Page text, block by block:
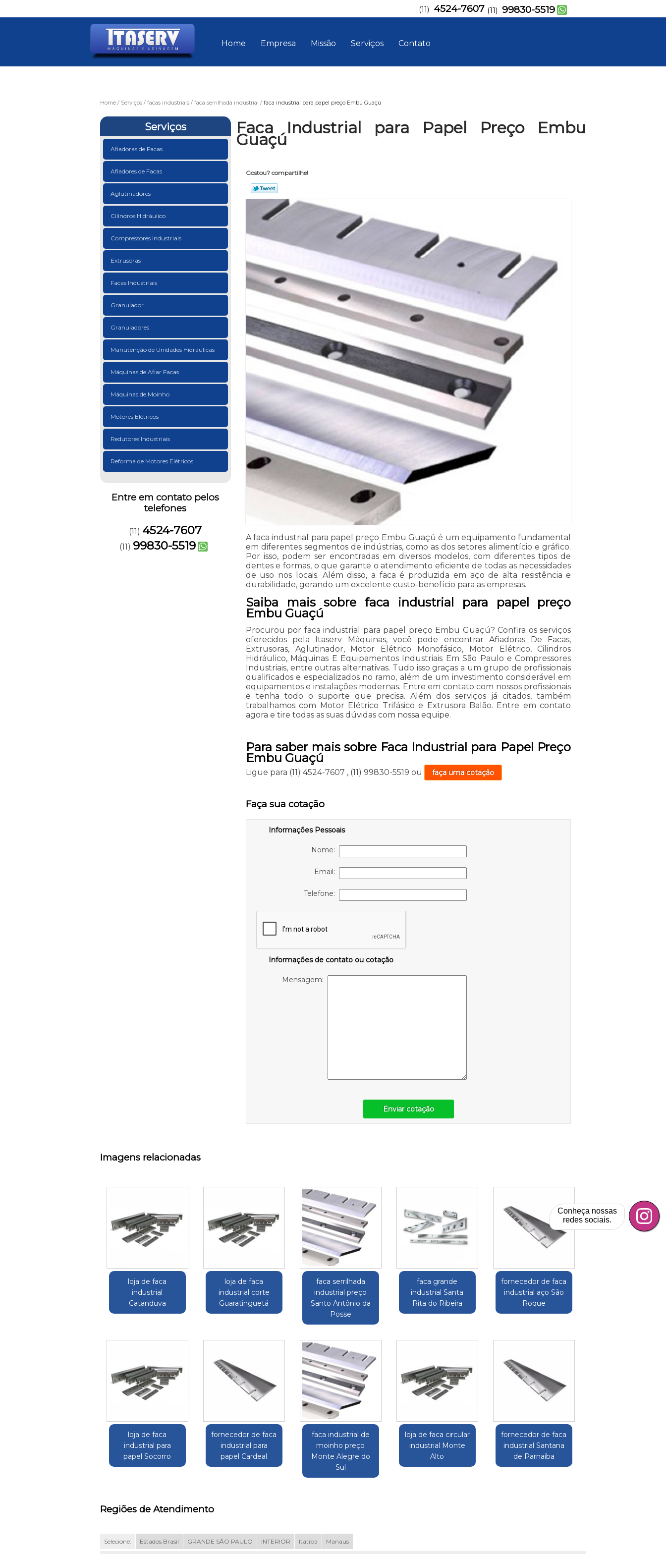
Home Empresa Missão Serviços Contato
(11) 4524-7607 (11) 99830-5519
Home Serviços facas industriais faca serrilhada industrial faca industrial para papel preço Embu Guaçú
Serviços
Afiadoras de Facas
Afiadores de Facas
Aglutinadores
Cilindros Hidráulico
Compressores Industriais
Extrusoras
Facas Industriais
Granulador
Granuladores
Manutenção de Unidades Hidráulicas
Máquinas de Afiar Facas
Máquinas de Moinho
Motores Elétricos
Redutores Industriais
Reforma de Motores Elétricos
Entre em contato pelos
telefones
(11) 4524-7607
(11) 99830-5519
Faca Industrial para Papel Preço Embu
Guaçú
Gostou? compartilhe!
A faca industrial para papel preço Embu Guaçú é um equipamento fundamental
em diferentes segmentos de indústrias, como as dos setores alimentício e gráfico.
Por isso, podem ser encontradas em diversos modelos, com diferentes tipos de
dentes e formas, o que garante o atendimento eficiente de todas as necessidades
de uso nos locais. Além disso, a faca é produzida em aço de alta resistência e
durabilidade, gerando um excelente custo-benefício para as empresas.
Saiba mais sobre faca industrial para papel preço
Embu Guaçú
Procurou por faca industrial para papel preço Embu Guaçú? Confira os serviços
oferecidos pela Itaserv Máquinas, você pode encontrar Afiadoras De Facas,
Extrusoras, Aglutinador, Motor Elétrico Monofásico, Motor Elétrico, Cilindros
Hidráulico, Máquinas E Equipamentos Industriais Em São Paulo e Compressores
Industriais, entre outras alternativas. Tudo isso graças a um grupo de profissionais
qualificados e especializados no ramo, além de um investimento considerável em
equipamentos e instalações modernas. Entre em contato com nossos profissionais
e tenha todo o suporte que precisa. Além dos serviços já citados, também
trabalhamos com Motor Elétrico Trifásico e Extrusora Balão. Entre em contato
agora e tire todas as suas dúvidas com nossa equipe.
Para saber mais sobre Faca Industrial para Papel Preço
Embu Guaçú
Ligue para (11) 4524-7607 , (11) 99830-5519 ou faça uma cotação
Faça sua cotação
Informações Pessoais
Nome:
Email:
Telefone:
Informações de contato ou cotação
Mensagem:
Enviar cotação
Imagens relacionadas
loja de faca
industrial
Catanduva
loja de faca
industrial corte
Guaratinguetá
faca serrilhada
industrial preço
Santo Antônio da
Posse
faca grande
industrial Santa
Rita do Ribeira
fornecedor de faca
industrial aço São
Roque
loja de faca
industrial para
papel Socorro
fornecedor de faca
industrial para
papel Cardeal
faca industrial de
moinho preço
Monte Alegre do
Sul
loja de faca circular
industrial Monte
Alto
fornecedor de faca
industrial Santana
de Parnaíba
Regiões de Atendimento
Selecione: Estados Brasil GRANDE SÃO PAULO INTERIOR Itatiba Manaus
Conheça nossas
redes sociais.